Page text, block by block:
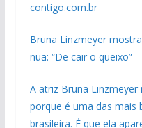
contigo.com.br
Bruna Linzmeyer
nua: “De cair o queixo”
A atriz Bruna
porque é uma das mais
brasileira. É que ela